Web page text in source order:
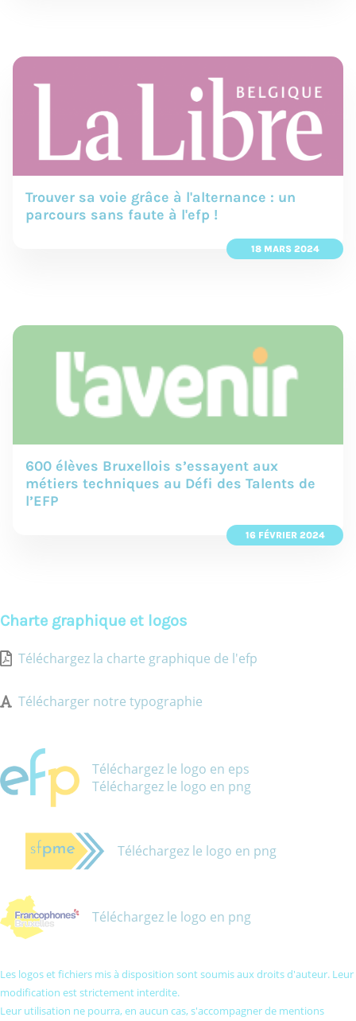
Trouver sa voie grâce à l'alternance : un
parcours sans faute à l'efp !
18 MARS 2024
600 élèves Bruxellois s’essayent aux
métiers techniques au Défi des Talents de
l’EFP
16 FÉVRIER 2024
Charte graphique et logos
Téléchargez la charte graphique de l'efp
Télécharger notre typographie
Téléchargez le logo en eps
Téléchargez le logo en png
Téléchargez le logo en png
Téléchargez le logo en png
Les logos et fichiers mis à disposition sont soumis aux droits d'auteur. Leur
modification est strictement interdite.
Leur utilisation ne pourra, en aucun cas, s'accompagner de mentions